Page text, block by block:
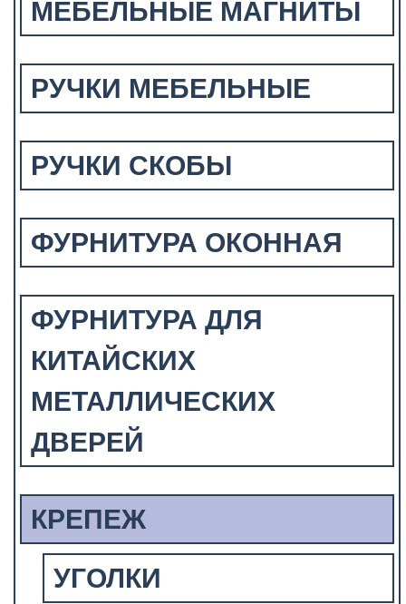
МЕБЕЛЬНЫЕ МАГНИТЫ
РУЧКИ МЕБЕЛЬНЫЕ
РУЧКИ СКОБЫ
ФУРНИТУРА ОКОННАЯ
ФУРНИТУРА ДЛЯ
КИТАЙСКИХ
МЕТАЛЛИЧЕСКИХ
ДВЕРЕЙ
КРЕПЕЖ
УГОЛКИ